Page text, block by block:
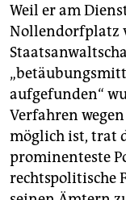
Weil er am
Nollendorfplatz
aufgefunden“
Verfahren
möglich ist, trat
prominenteste
rechtspolitische